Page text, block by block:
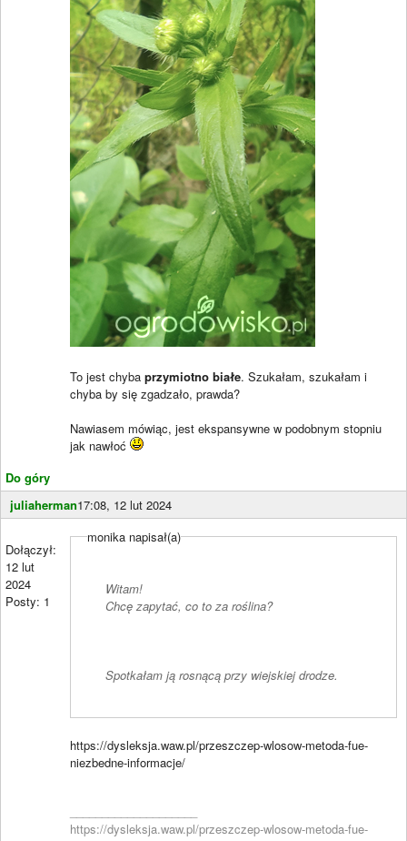
Do góry
To jest chyba przymiotno białe. Szukałam, szukałam i
chyba by się zgadzało, prawda?
Nawiasem mówiąc, jest ekspansywne w podobnym stopniu
jak nawłoć
juliaherman17:08, 12 lut 2024
Dołączył:
12 lut
2024
Posty: 1
monika napisał(a)
Witam!
Chcę zapytać, co to za roślina?
Spotkałam ją rosnącą przy wiejskiej drodze.
https://dysleksja.waw.pl/przeszczep-wlosow-metoda-fue-
niezbedne-informacje/
https://dysleksja.waw.pl/przeszczep-wlosow-metoda-fue-